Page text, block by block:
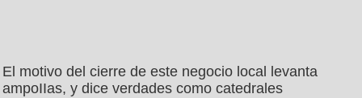
El motivo del cierre de este negocio local levanta
ampoIIas, y dice verdades como catedrales